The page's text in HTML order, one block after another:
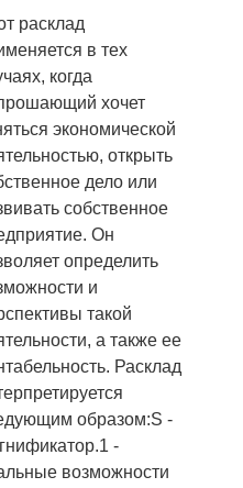
расклад
в тех
когда
хочет
экономической
открыть
дело или
собственное
Он
определить
и
такой
а также ее
Расклад
образом:S -
-
возможности